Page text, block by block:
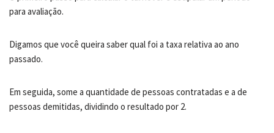
para avaliação.
Digamos que você queira saber qual foi a taxa relativa ao ano
passado.
Em seguida, some a quantidade de pessoas contratadas e a de
pessoas demitidas, dividindo o resultado por 2.